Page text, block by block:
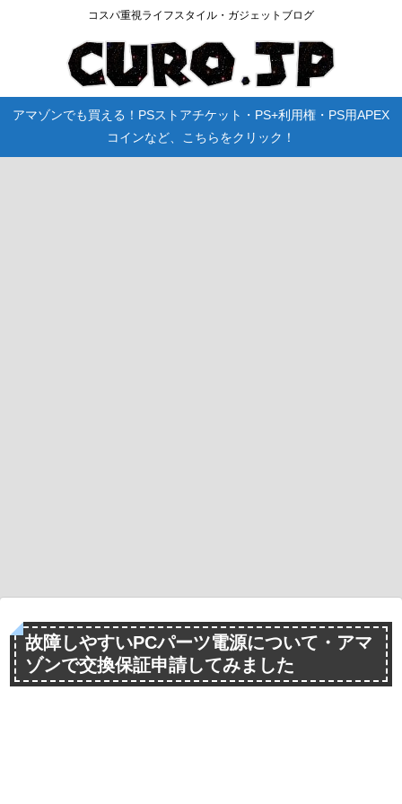
コスパ重視ライフスタイル・ガジェットブログ
アマゾンでも買える！PSストアチケット・PS+利用権・PS用APEX
コインなど、こちらをクリック！
故障しやすいPCパーツ電源について・アマ
ゾンで交換保証申請してみました